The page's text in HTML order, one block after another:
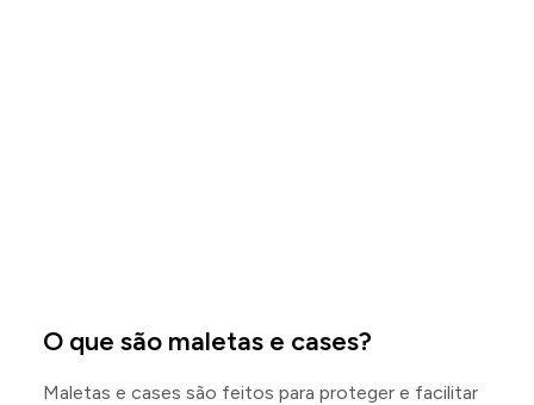
O que são maletas e cases?
Maletas e cases são feitos para proteger e facilitar